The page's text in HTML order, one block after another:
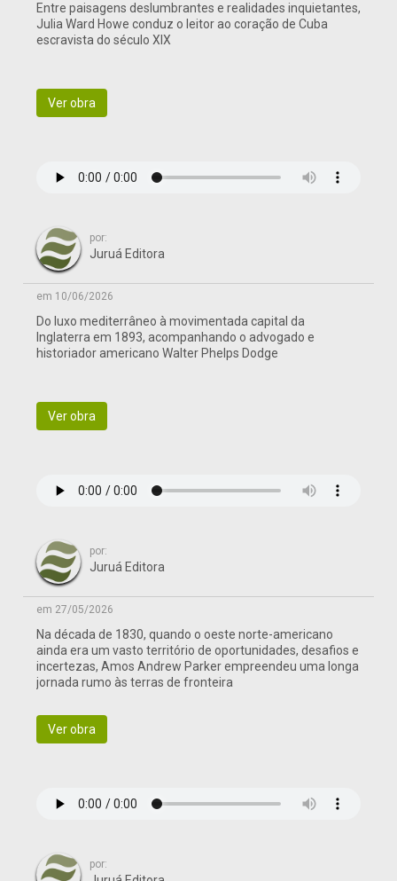
Entre paisagens deslumbrantes e realidades inquietantes,
Julia Ward Howe conduz o leitor ao coração de Cuba
escravista do século XIX
Ver obra
por:
Juruá Editora
em 10/06/2026
Do luxo mediterrâneo à movimentada capital da
Inglaterra em 1893, acompanhando o advogado e
historiador americano Walter Phelps Dodge
Ver obra
por:
Juruá Editora
em 27/05/2026
Na década de 1830, quando o oeste norte-americano
ainda era um vasto território de oportunidades, desafios e
incertezas, Amos Andrew Parker empreendeu uma longa
jornada rumo às terras de fronteira
Ver obra
por: